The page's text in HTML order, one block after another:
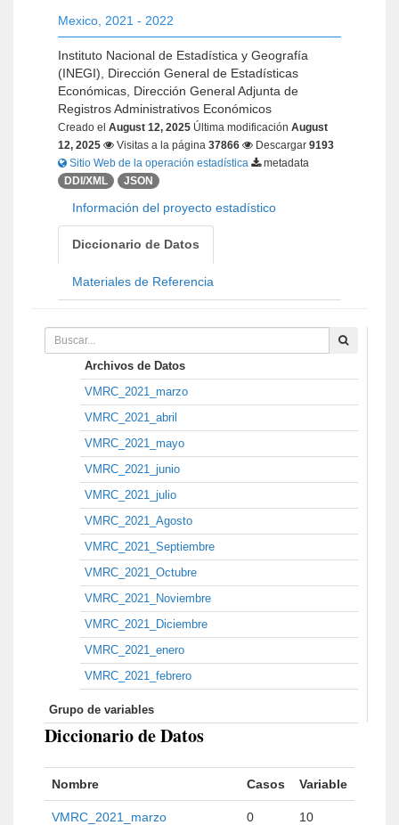
Mexico 2021 - 2022
Instituto Nacional de Estadística y Geografía
(INEGI), Dirección General de Estadísticas
Económicas, Dirección General Adjunta de
Registros Administrativos Económicos
Creado el August 12, 2025 Última modificación August
12, 2025
Visitas a la página 37866 Descargar 9193
Sitio Web de la operación estadística
metadata
DDI/XML
JSON
Información del proyecto estadístico
Diccionario de Datos
Materiales de Referencia
Archivos de Datos
VMRC_2021_marzo
VMRC_2021_abril
VMRC_2021_mayo
VMRC_2021_junio
VMRC_2021_julio
VMRC_2021_Agosto
VMRC_2021_Septiembre
VMRC_2021_Octubre
VMRC_2021_Noviembre
VMRC_2021_Diciembre
VMRC_2021_enero
VMRC_2021_febrero
Grupo de variables
Diccionario de Datos
Nombre Casos Variable
VMRC_2021_marzo
0 10